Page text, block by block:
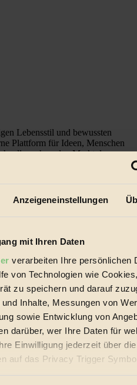
Anzeigeneinstellungen
mit Ihren Daten
verarbeiten Ihre persönlichen
von Technologien wie
zu speichern und darauf
Inhalte, Messungen von
sowie Entwicklung von
darüber, wer Ihre Daten für
Einwilligung jederzeit über
auf das Privacy Trigger
Lebensstil und bewussten
Plattform für Ideen, Menschen
wachsenden Markt des